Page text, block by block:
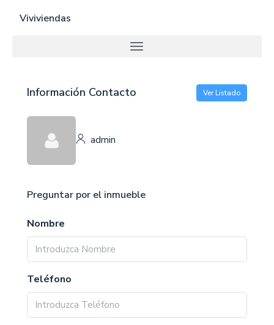
Viviviendas
Información Contacto Ver Listado
admin
Preguntar por el inmueble
Nombre
Teléfono